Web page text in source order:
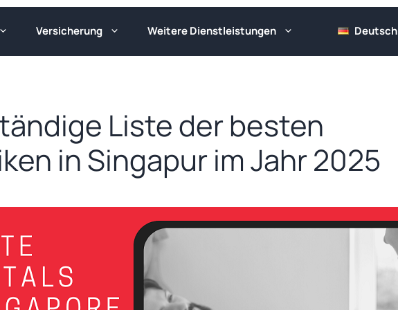
Versicherung Weitere Dienstleistungen Deutsch
Liste der besten
in Singapur im Jahr 2025